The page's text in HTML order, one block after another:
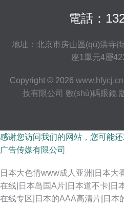
電話：
地址：北京市房山區(qū)洪寺
座1單元4層
Copyright © 2026 www.hfycj.cn
技有限公司 數(shù)碼眼鏡
感谢您访问我们的网站，您可能
广告传媒有限公司
日本大色情www成人亚洲|日本大
在线|日本岛国A片|日本道不卡|日
在线专区|日本的AAA高清片|日本